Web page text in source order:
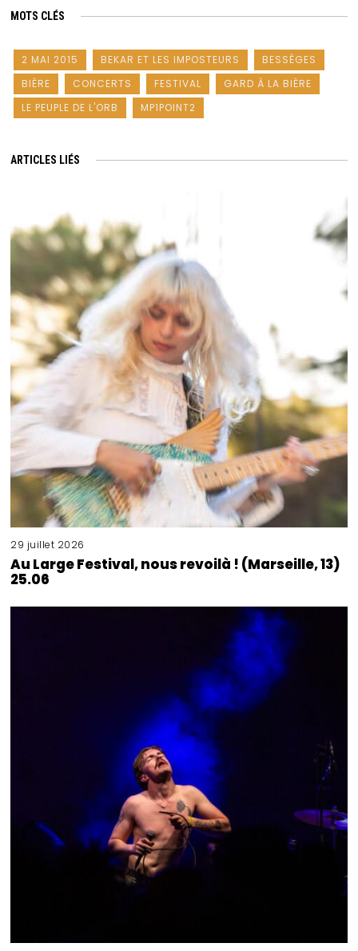
MOTS CLÉS
2 MAI 2015 BEKAR ET LES IMPOSTEURS
BESSÈGES
BIÈRE
CONCERTS FESTIVAL
GARD À LA BIÈRE
LE PEUPLE DE L'ORB
MP1POINT2
ARTICLES LIÉS
29 juillet 2026
Au Large Festival, nous revoilà ! (Marseille, 13)
25.06